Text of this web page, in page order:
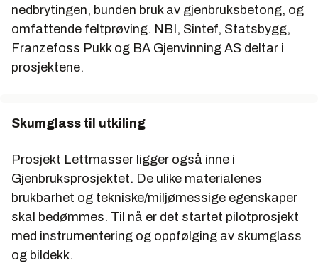
nedbrytingen, bunden bruk av gjenbruksbetong, og
omfattende feltprøving. NBI, Sintef, Statsbygg,
Franzefoss Pukk og BA Gjenvinning AS deltar i
prosjektene.
Skumglass til utkiling
Prosjekt Lettmasser ligger også inne i
Gjenbruksprosjektet. De ulike materialenes
brukbarhet og tekniske/miljømessige egenskaper
skal bedømmes. Til nå er det startet pilotprosjekt
med instrumentering og oppfølging av skumglass
og bildekk.